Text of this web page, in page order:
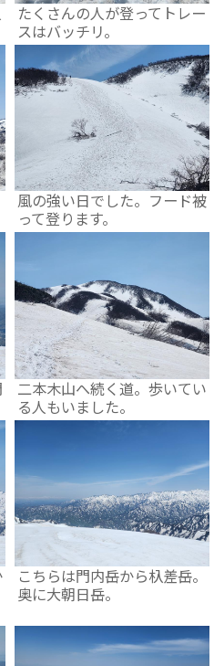
たくさんの人が登ってトレー
スはバッチリ。
風の強い日でした。フード被
って登ります。
二本木山へ続く道。歩いてい
る人もいました。
こちらは門内岳から杁差岳。
奥に大朝日岳。